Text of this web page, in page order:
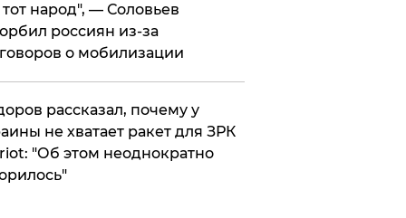
народ", — Соловьев
россиян из-за
о мобилизации
рассказал, почему у
не хватает ракет для ЗРК
"Об этом неоднократно